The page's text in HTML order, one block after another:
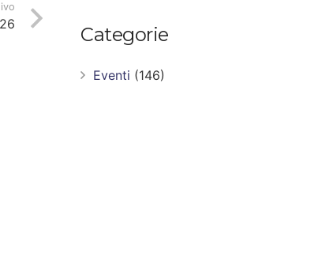
Categorie
Eventi (146)